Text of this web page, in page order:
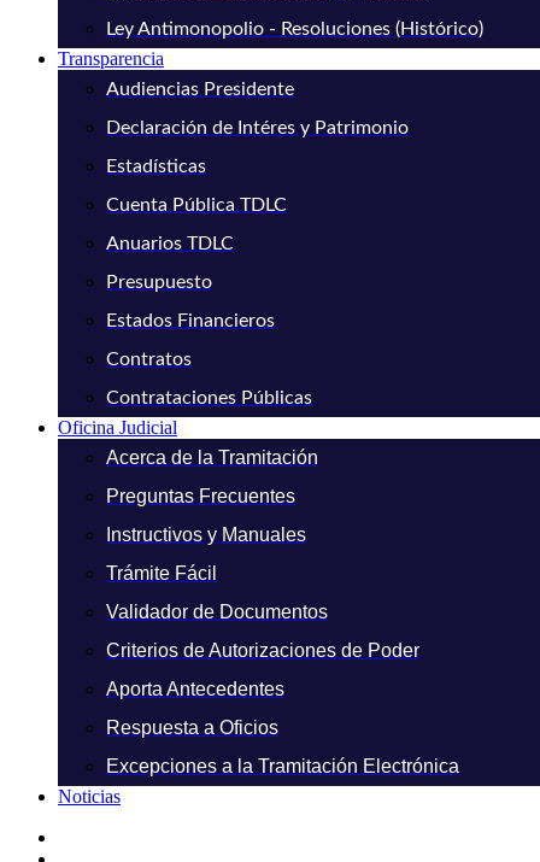
Ley Antimonopolio - Resoluciones (Histórico)
Transparencia
Audiencias Presidente
Declaración de Intéres y Patrimonio
Estadísticas
Cuenta Pública TDLC
Anuarios TDLC
Presupuesto
Estados Financieros
Contratos
Contrataciones Públicas
Oficina Judicial
Acerca de la Tramitación
Preguntas Frecuentes
Instructivos y Manuales
Trámite Fácil
Validador de Documentos
Criterios de Autorizaciones de Poder
Aporta Antecedentes
Respuesta a Oficios
Excepciones a la Tramitación Electrónica
Noticias